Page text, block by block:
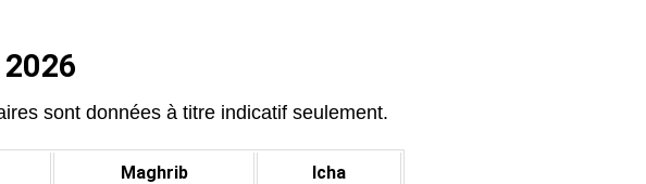
sont données à titre indicatif seulement.
Maghrib Icha